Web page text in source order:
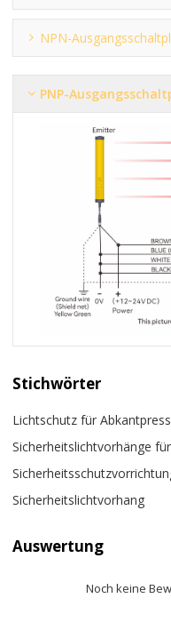
NPN-
PNP-
Stichwörter
Lichtschutz für
Sicherheitslichtvorhänge
Sicherheitslichtvorhang
Auswertung
Noch keine